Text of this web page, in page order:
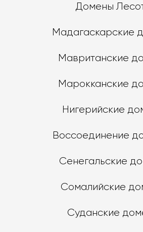
Домены
Мадагаскарские
Мавританские
Марокканские
Нигерийские
Воссоединение
Сенегальские
Сомалийские
Суданские